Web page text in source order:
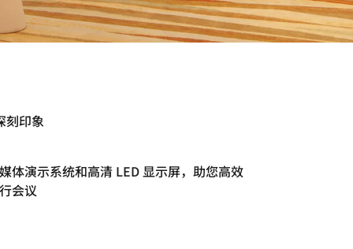
刻印象
体演示系统和高清 LED 显示屏，助您高效
会议